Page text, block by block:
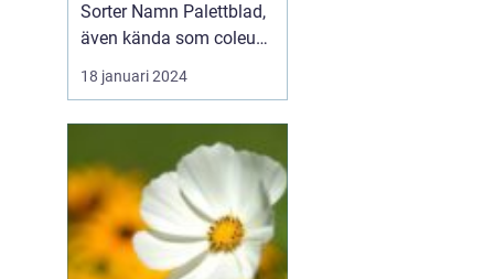
Sorter Namn Palettblad,
även kända som coleus,
är en färgglad och
populär växt som oftast
prydnadsväxt inomhus
eller i trädgårdar. Med en
mängd olika sorter och
namn har dessa växter
blivit ett populärt val för
18 januari 2024